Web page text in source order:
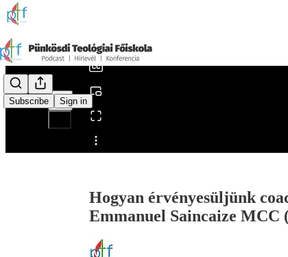
Subscribe Sign in
Share from 0:00
Hogyan érvényesüljünk
Emmanuel Saincaize MCC